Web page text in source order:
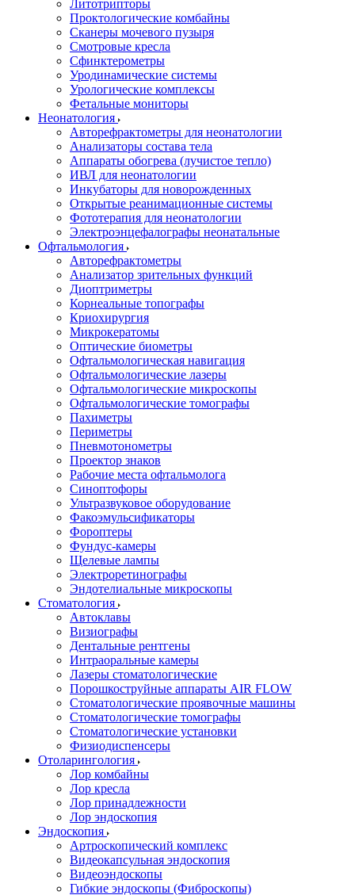
Литотрипторы
Проктологические комбайны
Сканеры мочевого пузыря
Смотровые кресла
Сфинктерометры
Уродинамические системы
Урологические комплексы
Фетальные мониторы
Неонатология
Авторефрактометры для неонатологии
Анализаторы состава тела
Аппараты обогрева (лучистое тепло)
ИВЛ для неонатологии
Инкубаторы для новорожденных
Открытые реанимационные системы
Фототерапия для неонатологии
Электроэнцефалографы неонатальные
Офтальмология
Авторефрактометры
Анализатор зрительных функций
Диоптриметры
Корнеальные топографы
Криохирургия
Микрокератомы
Оптические биометры
Офтальмологическая навигация
Офтальмологические лазеры
Офтальмологические микроскопы
Офтальмологические томографы
Пахиметры
Периметры
Пневмотонометры
Проектор знаков
Рабочие места офтальмолога
Синоптофоры
Ультразвуковое оборудование
Факоэмульсификаторы
Фороптеры
Фундус-камеры
Щелевые лампы
Электроретинографы
Эндотелиальные микроскопы
Стоматология
Автоклавы
Визиографы
Дентальные рентгены
Интраоральные камеры
Лазеры стоматологические
Порошкоструйные аппараты AIR FLOW
Стоматологические проявочные машины
Стоматологические томографы
Стоматологические установки
Физиодиспенсеры
Отоларингология
Лор комбайны
Лор кресла
Лор принадлежности
Лор эндоскопия
Эндоскопия
Артроскопический комплекс
Видеокапсульная эндоскопия
Видеоэндоскопы
Гибкие эндоскопы (Фиброcкопы)